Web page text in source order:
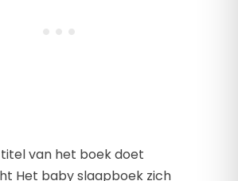
van het boek doet
Het baby slaapboek zich